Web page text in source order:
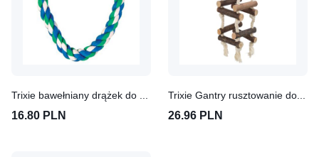
16.80 PLN 26.96 PLN